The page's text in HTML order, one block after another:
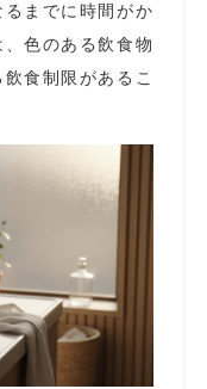
までに時間がか
色のある飲食物
食制限があるこ